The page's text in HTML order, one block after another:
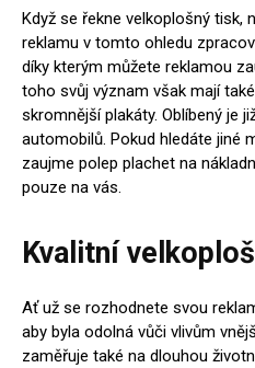
Když se řekne velkoplošný tisk,
reklamu v tomto ohledu
díky kterým můžete reklamou
toho svůj význam však mají
skromnější plakáty. Oblíbený je
automobilů. Pokud hledáte jiné
zaujme polep plachet na
pouze na vás.
Kvalitní
Ať už se rozhodnete svou
aby byla odolná vůči vlivům
zaměřuje také na dlouhou